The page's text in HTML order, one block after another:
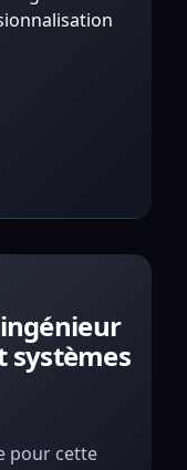
systèmes
pour cette